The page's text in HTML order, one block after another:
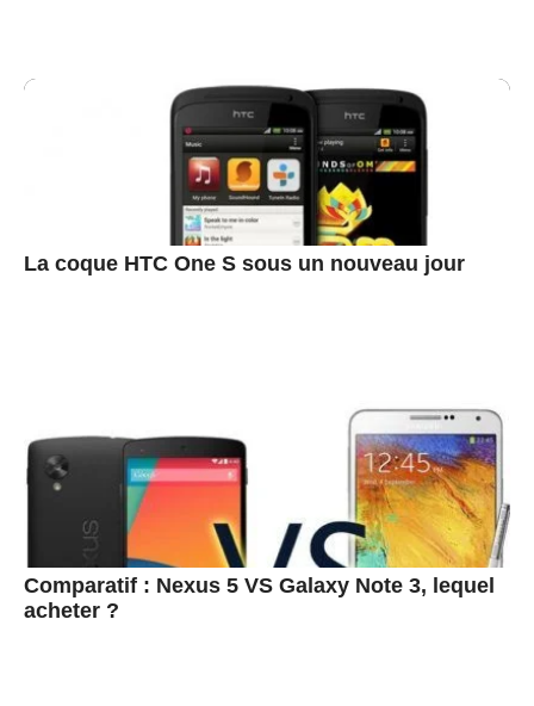
La coque HTC One S sous un nouveau jour
Comparatif : Nexus 5 VS Galaxy Note 3, lequel
acheter ?